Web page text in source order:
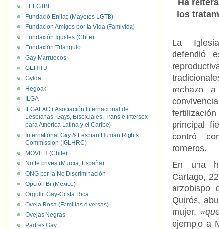
Ha
los
La
defendió
rechazo
principal
contró
romeros.
En una
Cartago,
arzobispo
Quirós,
mujer,
ejemplo a
FELGTBI+
Fundació Enllaç (Mayores LGTB)
Fundacion Amigos por la Vida (Famivida)
Fundación Iguales (Chile)
Fundación Triángulo
Gay Marruecos
GEHITU
Gylda
Hegoak
ILGA
ILGALAC ( Asociación Internacional de
Lesbianas, Gays, Bisexuales, Trans e Intersex
para América Latina y el Caribe)
International Gay & Lesbian Human Rights
Commission (IGLHRC)
MOVILH (Chile)
No te prives (Murcia, España)
ONG por la No Discriminación
Opción Bi (Mexico)
Orgullo Gay-Costa Rica
Oveja Rosa (Familias diversas)
Ovejas Negras
Padres Gay